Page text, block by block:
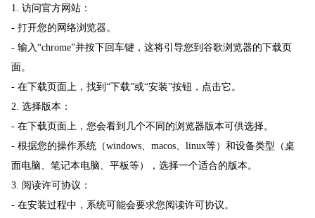
1. 访问官方网站：
- 打开您的网络浏览器。
- 输入“chrome”并按下回车键，这将引导您到谷歌浏览器的下载页
面。
- 在下载页面上，找到“下载”或“安装”按钮，点击它。
2. 选择版本：
- 在下载页面上，您会看到几个不同的浏览器版本可供选择。
- 根据您的操作系统（windows、macos、linux等）和设备类型（桌
面电脑、笔记本电脑、平板等），选择一个适合的版本。
3. 阅读许可协议：
- 在安装过程中，系统可能会要求您阅读许可协议。